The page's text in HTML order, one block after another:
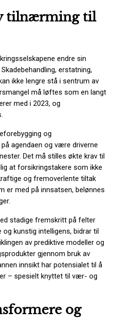
n tilnærming til
endre sin
erstatning,
ikke lengre stå i sentrum av
må løftes som en langt
med i 2023, og
og
agendaen og være driverne
Det må stilles økte krav til
at forsikringstakere som ikke
og fremoverlente tiltak
er med på innsatsen, belønnes
stadige fremskritt på felter
kunstig intelligens, bidrar til
av prediktive modeller og
gjennom bruk av
innsikt har potensialet til å
– spesielt knyttet til vær- og
og